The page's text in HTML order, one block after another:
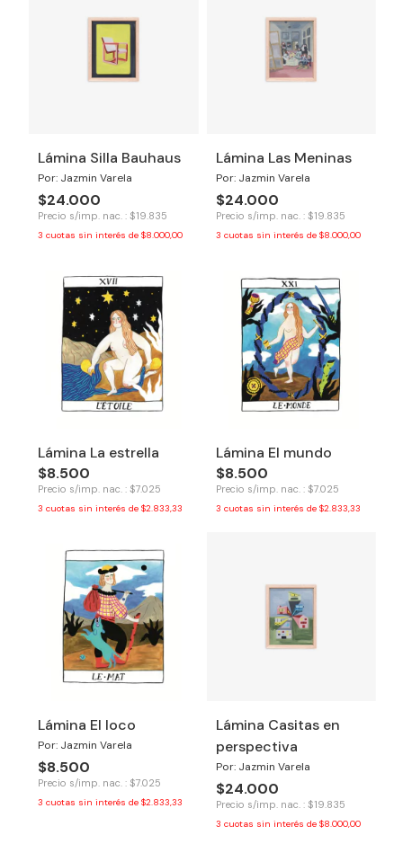
Lámina Silla Bauhaus
Por: Jazmin Varela
$24.000
Precio s/imp. nac. : $19.835
3 cuotas sin interés de $8.000,00
Lámina Las Meninas
Por: Jazmin Varela
$24.000
Precio s/imp. nac. : $19.835
3 cuotas sin interés de $8.000,00
Lámina La estrella
$8.500
Precio s/imp. nac. : $7.025
3 cuotas sin interés de $2.833,33
Lámina El mundo
$8.500
Precio s/imp. nac. : $7.025
3 cuotas sin interés de $2.833,33
Lámina El loco
Por: Jazmin Varela
$8.500
Precio s/imp. nac. : $7.025
3 cuotas sin interés de $2.833,33
Lámina Casitas en
perspectiva
Por: Jazmin Varela
$24.000
Precio s/imp. nac. : $19.835
3 cuotas sin interés de $8.000,00